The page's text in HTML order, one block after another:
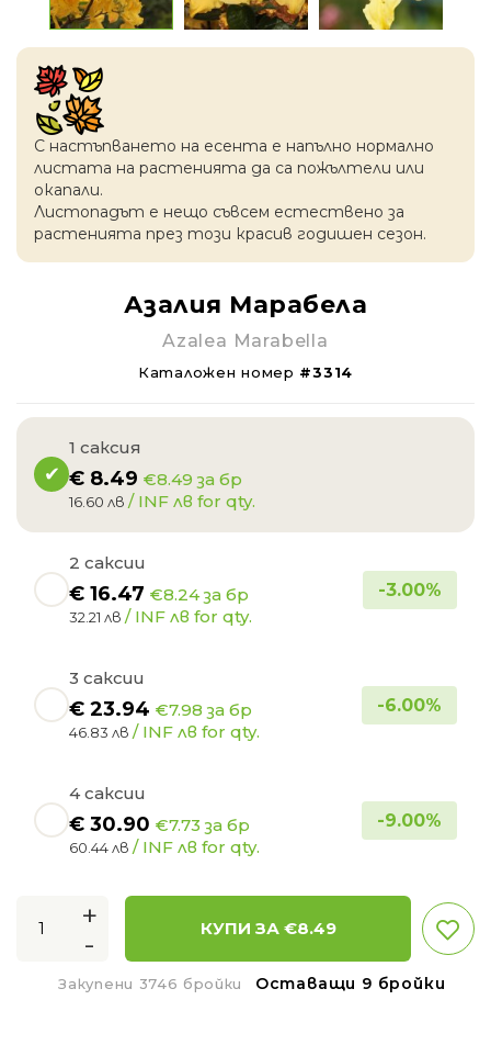
С настъпването на есентa е напълно нормално
листата на растенията да са пожълтели или
окапaли.
Листопадът е нещо съвсем естествено за
растенията през този красив годишен сезон.
Азалия Марабела
Azalea Marabella
Каталожен номер #3314
1 саксия
€ 8.49 €8.49 за бр
16.60 лв / INF лв for qty.
2 саксии
€ 16.47 €8.24 за бр
32.21 лв / INF лв for qty.
-3.00%
3 саксии
€ 23.94 €7.98 за бр
46.83 лв / INF лв for qty.
-6.00%
4 саксии
€ 30.90 €7.73 за бр
60.44 лв / INF лв for qty.
-9.00%
+
-
КУПИ ЗА €8.49
Закупени 3746 бройки Оставащи 9 бройки